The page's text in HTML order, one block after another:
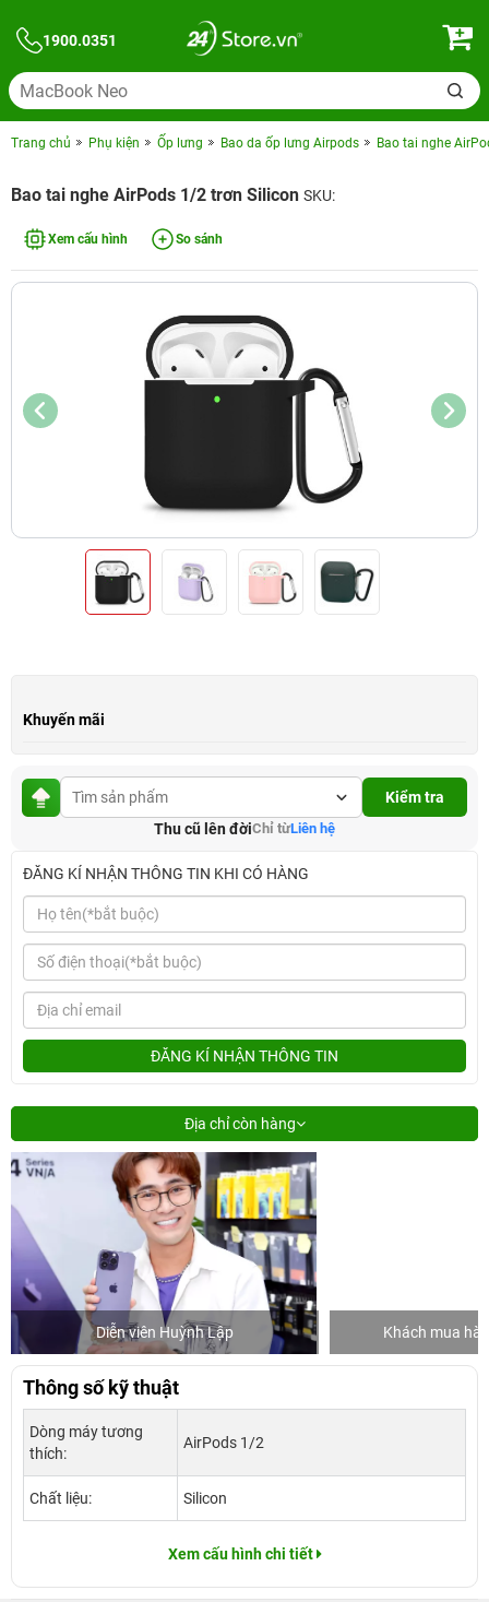
1900.0351
Trang chủ Phụ kiện Ốp lưng Bao da ốp lưng Airpods Bao tai nghe
Bao tai nghe AirPods 1/2 trơn Silicon SKU:
Xem cấu hình So sánh
Khuyến mãi
Kiểm tra
Thu cũ lên đờiChỉ từLiên hệ
ĐĂNG KÍ NHẬN THÔNG TIN KHI CÓ HÀNG
ĐĂNG KÍ NHẬN THÔNG TIN
Địa chỉ còn hàng
Diễn viên Huỳnh Lập Khách mua
Thông số kỹ thuật
Dòng máy tương
thích:
AirPods 1/2
Chất liệu: Silicon
Xem cấu hình chi tiết